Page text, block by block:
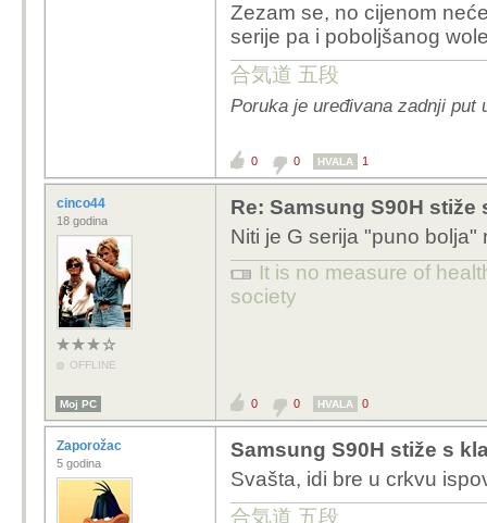
Zezam se, no cijenom
serije pa i poboljšanog
合気道 五段
Poruka je uređivana zadnji put
0 0 HVALA 1
cinco44
18 godina
OFFLINE
Re: Samsung S90H
Niti je G serija "puno bolja"
It is no measure of
society
Moj PC 0 0 HVALA 0
Zaporožac
5 godina
Samsung S90H stiže s
Svašta, idi bre u crkvu
合気道 五段